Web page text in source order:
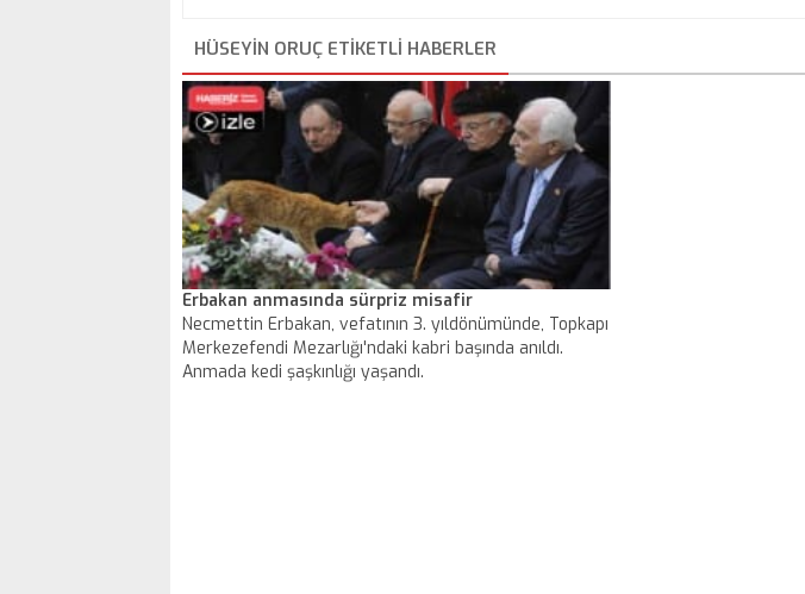
HÜSEYIN ORUÇ ETIKETLI HABERLER
Erbakan anmasında sürpriz misafir
Necmettin Erbakan, vefatının 3. yıldönümünde, Topkapı
Merkezefendi Mezarlığı'ndaki kabri başında anıldı.
Anmada kedi şaşkınlığı yaşandı.